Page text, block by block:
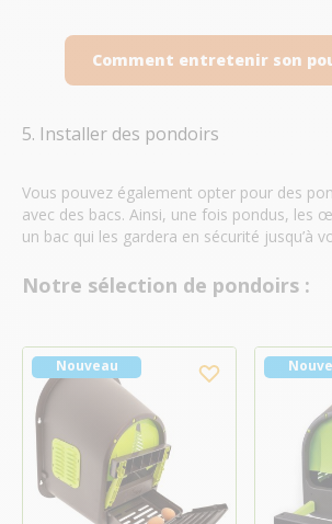
Comment entretenir son
5. Installer des pondoirs
Vous pouvez également opter pour des
avec des bacs. Ainsi, une fois pondus, les
un bac qui les gardera en sécurité jusqu’à
Notre sélection de pondoirs :
Nouveau